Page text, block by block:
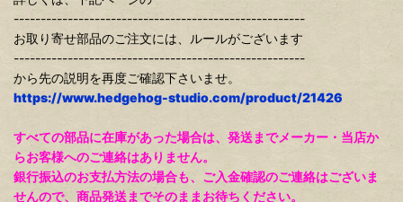
------------------------------------------------------
お取り寄せ部品のご注文には、ルールがございます
------------------------------------------------------
から先の説明を再度ご確認下さいませ。
https://www.hedgehog-studio.com/product/21426
すべての部品に在庫があった場合は、発送までメーカー・当店か
らお客様へのご連絡はありません。
銀行振込のお支払方法の場合も、ご入金確認のご連絡はございま
せんので、商品発送までそのままお待ちください。